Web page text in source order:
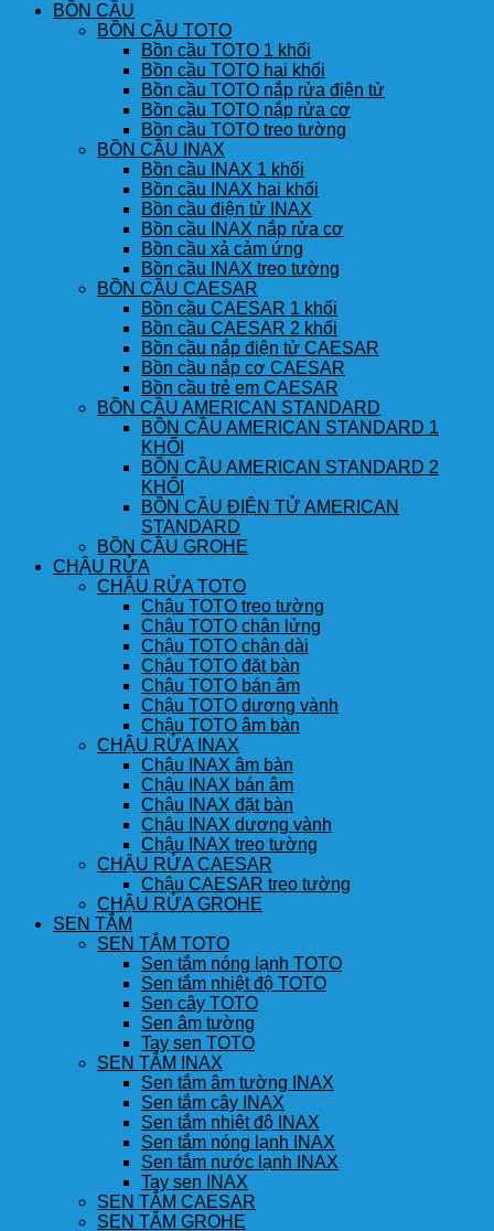
BỒN CẦU
BỒN CẦU TOTO
Bồn cầu TOTO 1 khối
Bồn cầu TOTO hai khối
Bồn cầu TOTO nắp rửa điện tử
Bồn cầu TOTO nắp rửa cơ
Bồn cầu TOTO treo tường
BỒN CẦU INAX
Bồn cầu INAX 1 khối
Bồn cầu INAX hai khối
Bồn cầu điện tử INAX
Bồn cầu INAX nắp rửa cơ
Bồn cầu xả cảm ứng
Bồn cầu INAX treo tường
BỒN CẦU CAESAR
Bồn cầu CAESAR 1 khối
Bồn cầu CAESAR 2 khối
Bồn cầu nắp điện tử CAESAR
Bồn cầu nắp cơ CAESAR
Bồn cầu trẻ em CAESAR
BỒN CẦU AMERICAN STANDARD
BỒN CẦU AMERICAN STANDARD 1
KHỐI
BỒN CẦU AMERICAN STANDARD 2
KHỐI
BỒN CẦU ĐIỆN TỬ AMERICAN
STANDARD
BỒN CẦU GROHE
CHẬU RỬA
CHẬU RỬA TOTO
Chậu TOTO treo tường
Chậu TOTO chân lửng
Chậu TOTO chân dài
Chậu TOTO đặt bàn
Chậu TOTO bán âm
Chậu TOTO dương vành
Chậu TOTO âm bàn
CHẬU RỬA INAX
Chậu INAX âm bàn
Chậu INAX bán âm
Chậu INAX đặt bàn
Chậu INAX dương vành
Chậu INAX treo tường
CHẬU RỬA CAESAR
Chậu CAESAR treo tường
CHẬU RỬA GROHE
SEN TẮM
SEN TẮM TOTO
Sen tắm nóng lạnh TOTO
Sen tắm nhiệt độ TOTO
Sen cây TOTO
Sen âm tường
Tay sen TOTO
SEN TẮM INAX
Sen tắm âm tường INAX
Sen tắm cây INAX
Sen tắm nhiệt độ INAX
Sen tắm nóng lạnh INAX
Sen tắm nước lạnh INAX
Tay sen INAX
SEN TẮM CAESAR
SEN TẮM GROHE